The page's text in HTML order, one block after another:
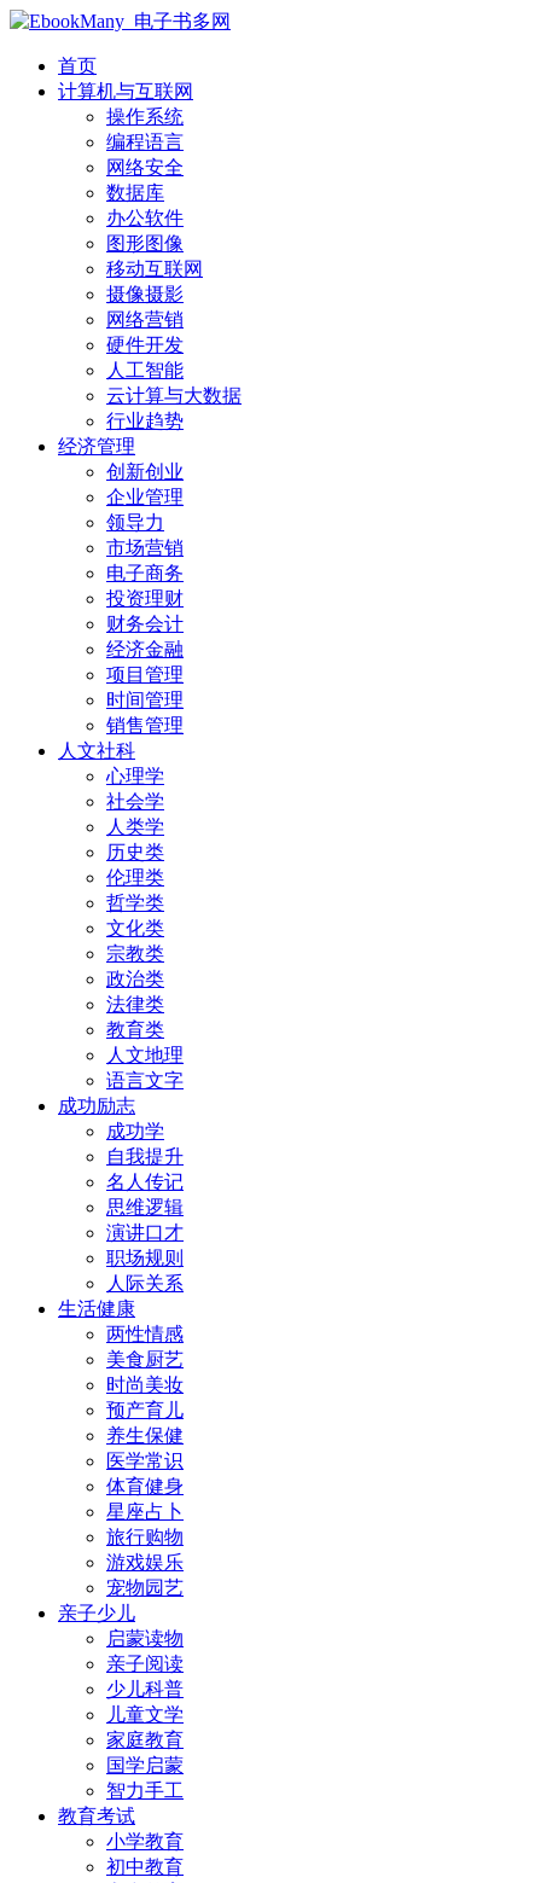
首页
计算机与互联网
操作系统
编程语言
网络安全
数据库
办公软件
图形图像
移动互联网
摄像摄影
网络营销
硬件开发
人工智能
云计算与大数据
行业趋势
经济管理
创新创业
企业管理
领导力
市场营销
电子商务
投资理财
财务会计
经济金融
项目管理
时间管理
销售管理
人文社科
心理学
社会学
人类学
历史类
伦理类
哲学类
文化类
宗教类
政治类
法律类
教育类
人文地理
语言文字
成功励志
成功学
自我提升
名人传记
思维逻辑
演讲口才
职场规则
人际关系
生活健康
两性情感
美食厨艺
时尚美妆
预产育儿
养生保健
医学常识
体育健身
星座占卜
旅行购物
游戏娱乐
宠物园艺
亲子少儿
启蒙读物
亲子阅读
少儿科普
儿童文学
家庭教育
国学启蒙
智力手工
教育考试
小学教育
初中教育